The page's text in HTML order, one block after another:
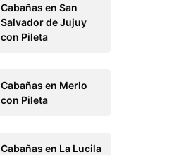
Cabañas en San
Salvador de Jujuy
con Pileta
Cabañas en Merlo
con Pileta
Cabañas en La Lucila